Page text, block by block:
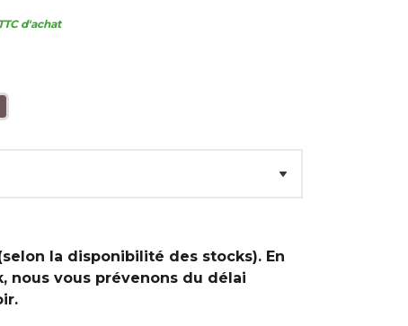
d'achat
la disponibilité des stocks). En
nous vous prévenons du délai